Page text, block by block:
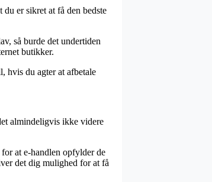
er sikret at få den bedste
så burde det undertiden
butikker.
hvis du agter at afbetale
almindeligvis ikke videre
at e-handlen opfylder de
det dig mulighed for at få